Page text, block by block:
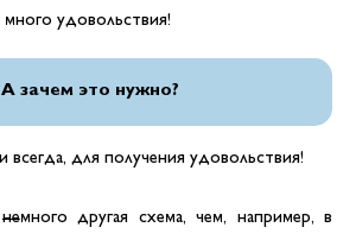
удовольствия!
А зачем это нужно?
всегда, для получения удовольствия!
немного другая схема, чем, например, в